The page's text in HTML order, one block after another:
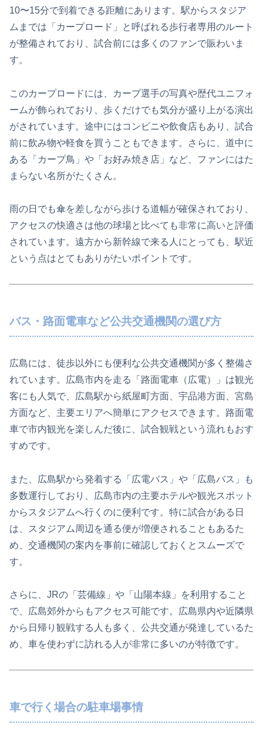
10〜15分で到着できる距離にあります。駅からスタジア
ムまでは「カープロード」と呼ばれる歩行者専用のルート
が整備されており、試合前には多くのファンで賑わいま
す。
このカープロードには、カープ選手の写真や歴代ユニフォ
ームが飾られており、歩くだけでも気分が盛り上がる演出
がされています。途中にはコンビニや飲食店もあり、試合
前に飲み物や軽食を買うこともできます。さらに、道中に
ある「カープ鳥」や「お好み焼き店」など、ファンにはた
まらない名所がたくさん。
雨の日でも傘を差しながら歩ける道幅が確保されており、
アクセスの快適さは他の球場と比べても非常に高いと評価
されています。遠方から新幹線で来る人にとっても、駅近
という点はとてもありがたいポイントです。
バス・路面電車など公共交通機関の選び方
広島には、徒歩以外にも便利な公共交通機関が多く整備さ
れています。広島市内を走る「路面電車（広電）」は観光
客にも人気で、広島駅から紙屋町方面、宇品港方面、宮島
方面など、主要エリアへ簡単にアクセスできます。路面電
車で市内観光を楽しんだ後に、試合観戦という流れもおす
すめです。
また、広島駅から発着する「広電バス」や「広島バス」も
多数運行しており、広島市内の主要ホテルや観光スポット
からスタジアムへ行くのに便利です。特に試合がある日
は、スタジアム周辺を通る便が増便されることもあるた
め、交通機関の案内を事前に確認しておくとスムーズで
す。
さらに、JRの「芸備線」や「山陽本線」を利用すること
で、広島郊外からもアクセス可能です。広島県内や近隣県
から日帰り観戦する人も多く、公共交通が発達しているた
め、車を使わずに訪れる人が非常に多いのが特徴です。
車で行く場合の駐車場事情